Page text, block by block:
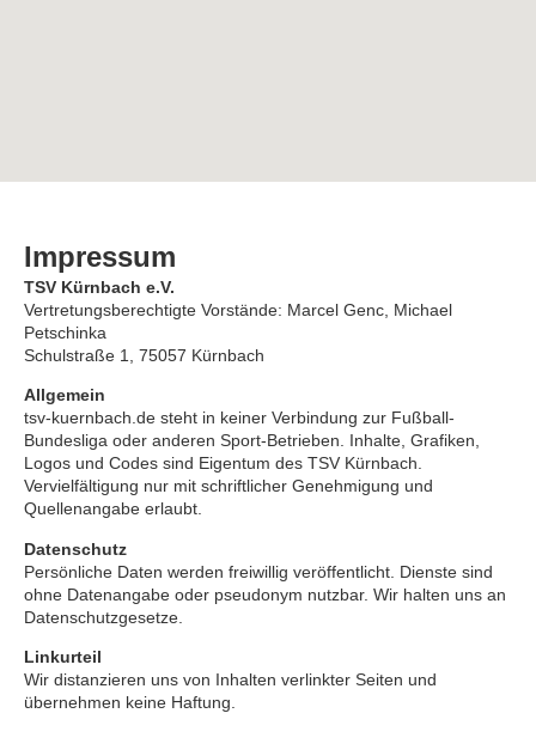
Impressum
TSV Kürnbach e.V.
Vertretungsberechtigte Vorstände: Marcel Genc, Michael
Petschinka
Schulstraße 1, 75057 Kürnbach
Allgemein
tsv-kuernbach.de steht in keiner Verbindung zur Fußball-
Bundesliga oder anderen Sport-Betrieben. Inhalte, Grafiken,
Logos und Codes sind Eigentum des TSV Kürnbach.
Vervielfältigung nur mit schriftlicher Genehmigung und
Quellenangabe erlaubt.
Datenschutz
Persönliche Daten werden freiwillig veröffentlicht. Dienste sind
ohne Datenangabe oder pseudonym nutzbar. Wir halten uns an
Datenschutzgesetze.
Linkurteil
Wir distanzieren uns von Inhalten verlinkter Seiten und
übernehmen keine Haftung.